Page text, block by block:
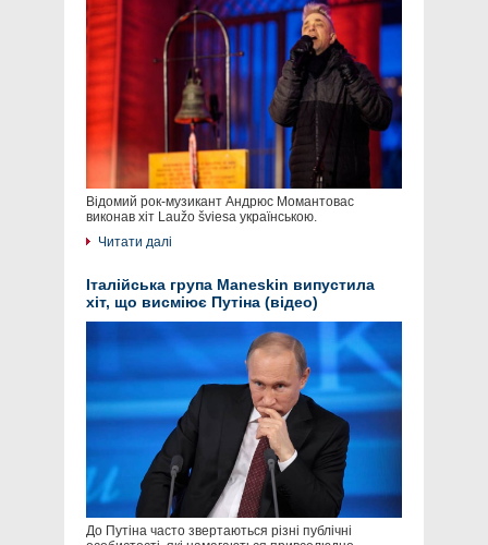
Відомий рок-музикант Андрюс Момантовас
виконав хіт Laužo šviesa українською.
Читати далі
Італійська група Maneskin випустила
хіт, що висміює Путіна (відео)
До Путіна часто звертаються різні публічні